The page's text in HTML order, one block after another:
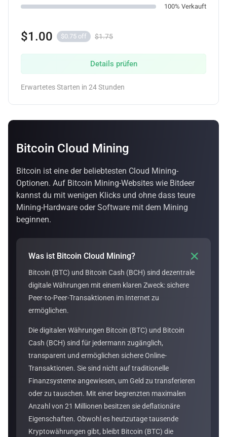
100% Verkauft
$1.00 $0.75 off $1.75
Details prüfen
Erwartetes Starten in 24 Stunden
Bitcoin Cloud Mining
Bitcoin ist eine der beliebtesten Cloud Mining-
Optionen. Auf Bitcoin Mining-Websites wie Bitdeer
kannst du mit wenigen Klicks und ohne dass teure
Mining-Hardware oder Software mit dem Mining
beginnen.
Was ist Bitcoin Cloud Mining? 
Bitcoin (BTC) und Bitcoin Cash (BCH) sind dezentrale
digitale Währungen mit einem klaren Zweck: sichere
Peer-to-Peer-Transaktionen im Internet zu
ermöglichen.
Die digitalen Währungen Bitcoin (BTC) und Bitcoin
Cash (BCH) sind für jedermann zugänglich,
transparent und ermöglichen sichere Online-
Transaktionen. Sie sind nicht auf traditionelle
Finanzsysteme angewiesen, um Geld zu transferieren
oder zu tauschen. Mit einer begrenzten maximalen
Anzahl von 21 Millionen besitzen sie deflationäre
Eigenschaften. Obwohl es heutzutage tausende
Kryptowährungen gibt, bleibt Bitcoin (BTC) die